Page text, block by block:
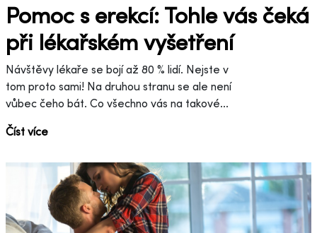
Pomoc s erekcí: Tohle vás čeká
při lékařském vyšetření
Návštěvy lékaře se bojí až 80 % lidí. Nejste v
tom proto sami! Na druhou stranu se ale není
vůbec čeho bát. Co všechno vás na takové...
Číst více